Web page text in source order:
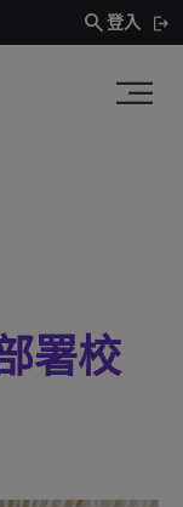
search登入
署校